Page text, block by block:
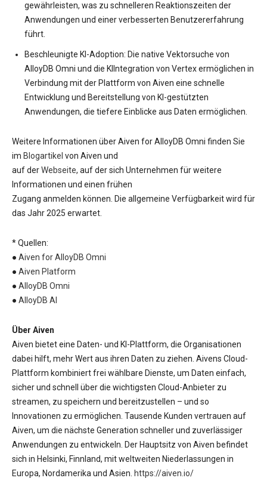
gewährleisten, was zu schnelleren Reaktionszeiten der
Anwendungen und einer verbesserten Benutzererfahrung
führt.
Beschleunigte KI-Adoption: Die native Vektorsuche von
AlloyDB Omni und die KIIntegration von Vertex ermöglichen in
Verbindung mit der Plattform von Aiven eine schnelle
Entwicklung und Bereitstellung von KI-gestützten
Anwendungen, die tiefere Einblicke aus Daten ermöglichen.
Weitere Informationen über Aiven for AlloyDB Omni finden Sie
im Blogartikel von Aiven und
auf derWebseite, auf der sich Unternehmen für weitere
Informationen und einen frühen
Zugang anmelden können. Die allgemeine Verfügbarkeit wird für
das Jahr 2025 erwartet.
* Quellen:
● Aiven for AlloyDB Omni
● Aiven Platform
● AlloyDB Omni
● AlloyDB AI
Über Aiven
Aiven bietet eine Daten- und KI-Plattform, die Organisationen
dabei hilft, mehr Wert aus ihren Daten zu ziehen. Aivens Cloud-
Plattform kombiniert frei wählbare Dienste, um Daten einfach,
sicher und schnell über die wichtigsten Cloud-Anbieter zu
streamen, zu speichern und bereitzustellen – und so
Innovationen zu ermöglichen. Tausende Kunden vertrauen auf
Aiven, um die nächste Generation schneller und zuverlässiger
Anwendungen zu entwickeln. Der Hauptsitz von Aiven befindet
sich in Helsinki, Finnland, mit weltweiten Niederlassungen in
Europa, Nordamerika und Asien. https://aiven.io/